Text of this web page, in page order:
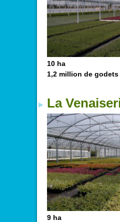
10 ha
1,2 million de
La
9 ha